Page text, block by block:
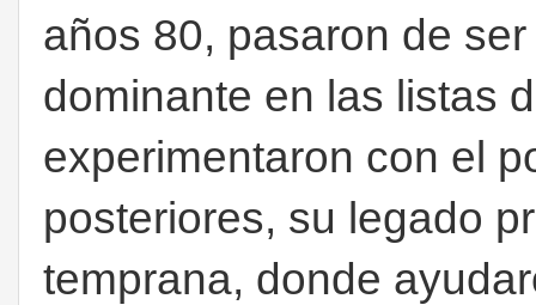
años 80, pasaron de
dominante en las listas
experimentaron con el
posteriores, su legado
temprana, donde